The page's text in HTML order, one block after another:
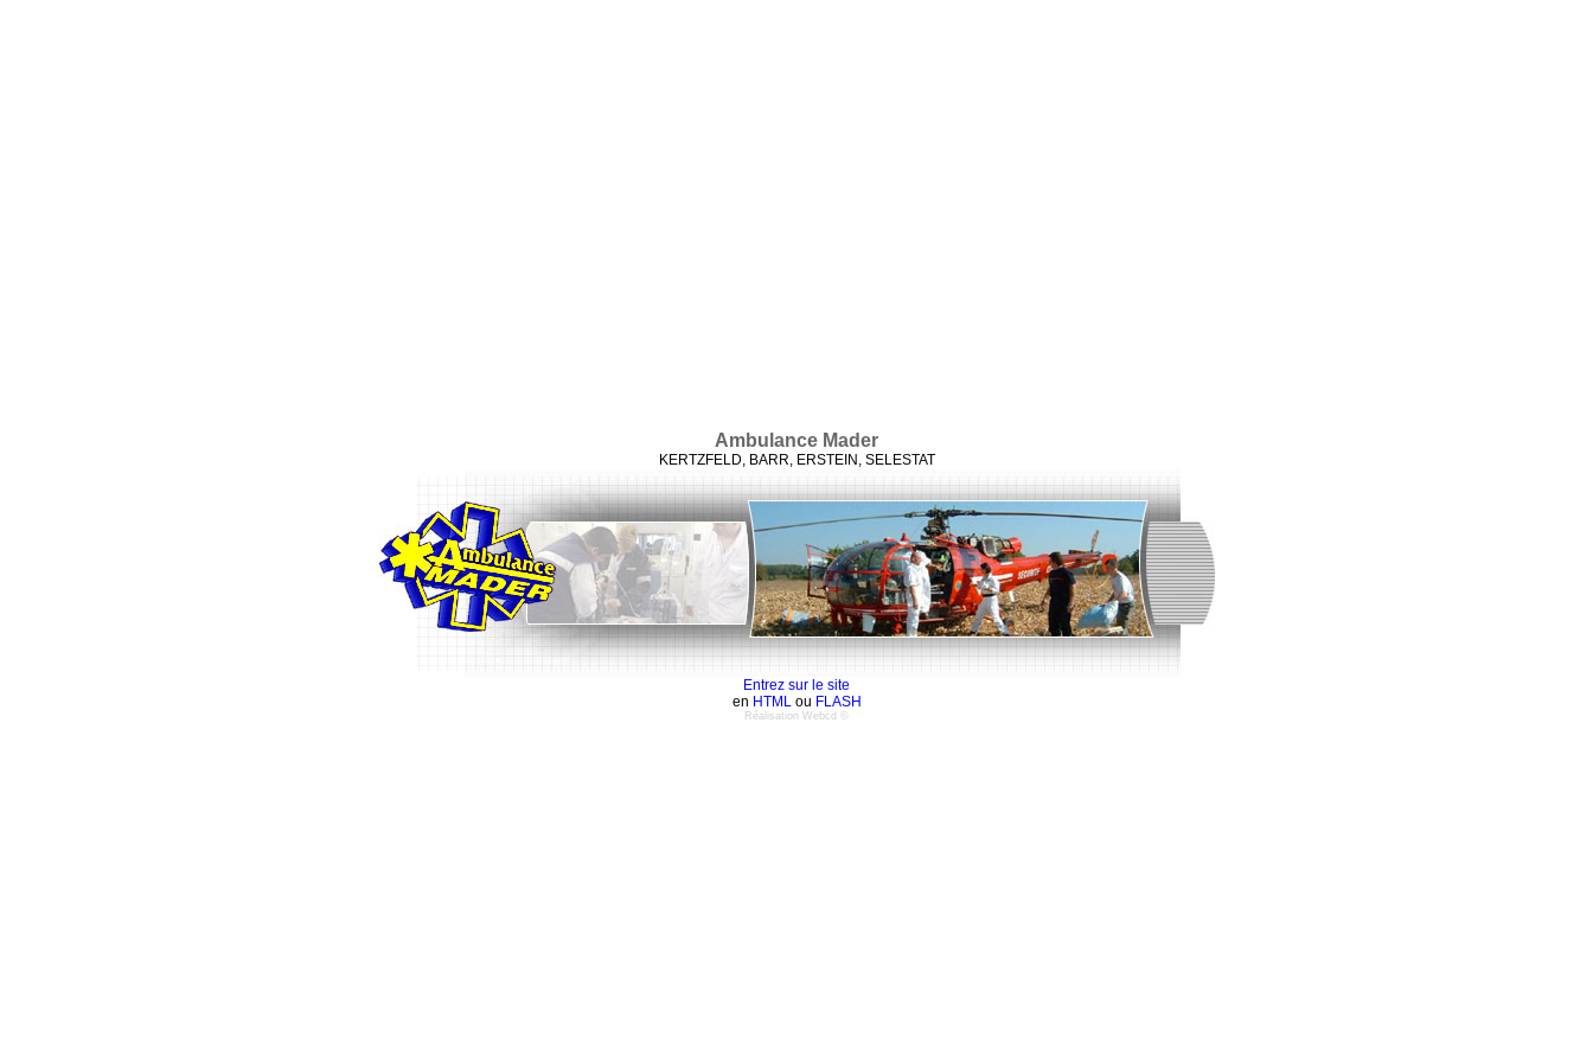
Ambulance Mader
KERTZFELD, BARR, ERSTEIN, SELESTAT
Entrez sur le site
en HTMLou FLASH
Réalisation Webcd ©